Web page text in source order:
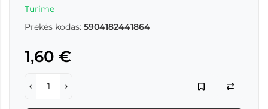
Turime
Prekės kodas: 5904182441864
1,60 €